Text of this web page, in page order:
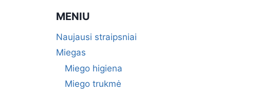
MENIU
Naujausi straipsniai
Miegas
Miego higiena
Miego trukmė